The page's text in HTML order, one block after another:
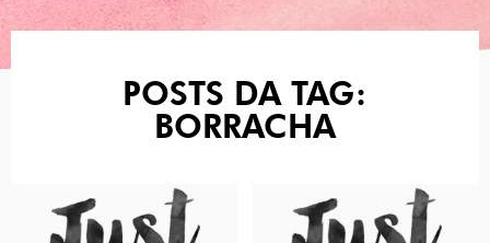
POSTS DA TAG:
BORRACHA